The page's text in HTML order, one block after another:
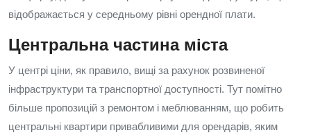
відображається у середньому рівні орендної плати.
Центральна частина міста
У центрі ціни, як правило, вищі за рахунок розвиненої
інфраструктури та транспортної доступності. Тут помітно
більше пропозицій з ремонтом і меблюванням, що робить
центральні квартири привабливими для орендарів, яким